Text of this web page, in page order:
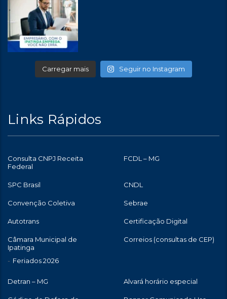
Carregar mais Seguir no Instagram
Links Rápidos
Consulta CNPJ Receita
Federal
FCDL – MG
SPC Brasil CNDL
Convenção Coletiva Sebrae
Autotrans Certificação Digital
Câmara Municipal de
Ipatinga
Feriados 2026
Correios (consultas de CEP)
Detran – MG Alvará horário especial